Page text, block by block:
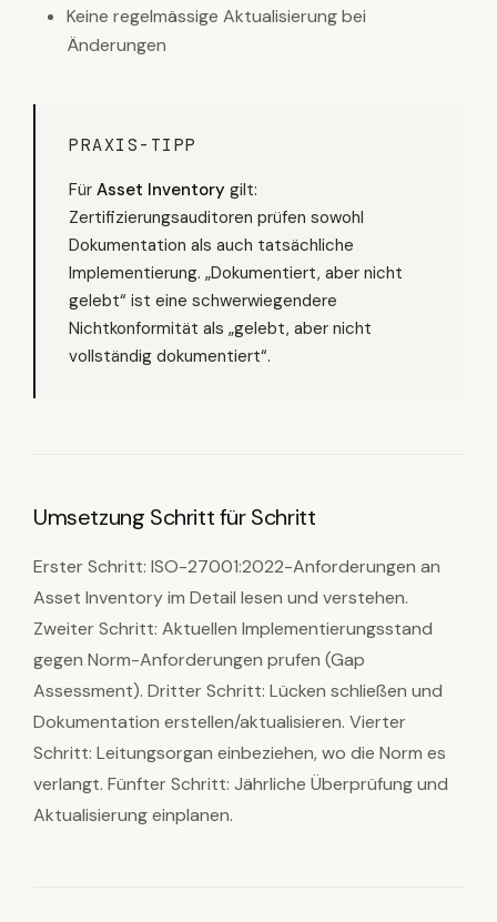
Keine regelmässige Aktualisierung bei
Änderungen
PRAXIS-TIPP
Für Asset Inventory gilt:
Zertifizierungsauditoren prüfen sowohl
Dokumentation als auch tatsächliche
Implementierung. „Dokumentiert, aber nicht
gelebt“ ist eine schwerwiegendere
Nichtkonformität als „gelebt, aber nicht
vollständig dokumentiert“.
Umsetzung Schritt für Schritt
Erster Schritt: ISO-27001:2022-Anforderungen an
Asset Inventory im Detail lesen und verstehen.
Zweiter Schritt: Aktuellen Implementierungsstand
gegen Norm-Anforderungen prufen (Gap
Assessment). Dritter Schritt: Lücken schließen und
Dokumentation erstellen/aktualisieren. Vierter
Schritt: Leitungsorgan einbeziehen, wo die Norm es
verlangt. Fünfter Schritt: Jährliche Überprüfung und
Aktualisierung einplanen.